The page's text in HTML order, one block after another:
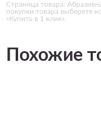
Страница товара:
покупки товара выберете
«Купить в 1 клик».
Похожие